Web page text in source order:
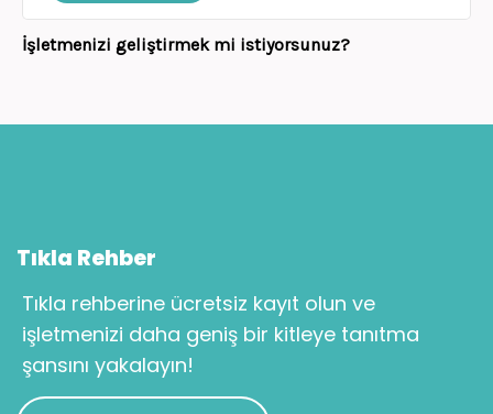
İşletmenizi geliştirmek mi istiyorsunuz?
Tıkla Rehber
Tıkla rehberine ücretsiz kayıt olun ve
işletmenizi daha geniş bir kitleye tanıtma
şansını yakalayın!